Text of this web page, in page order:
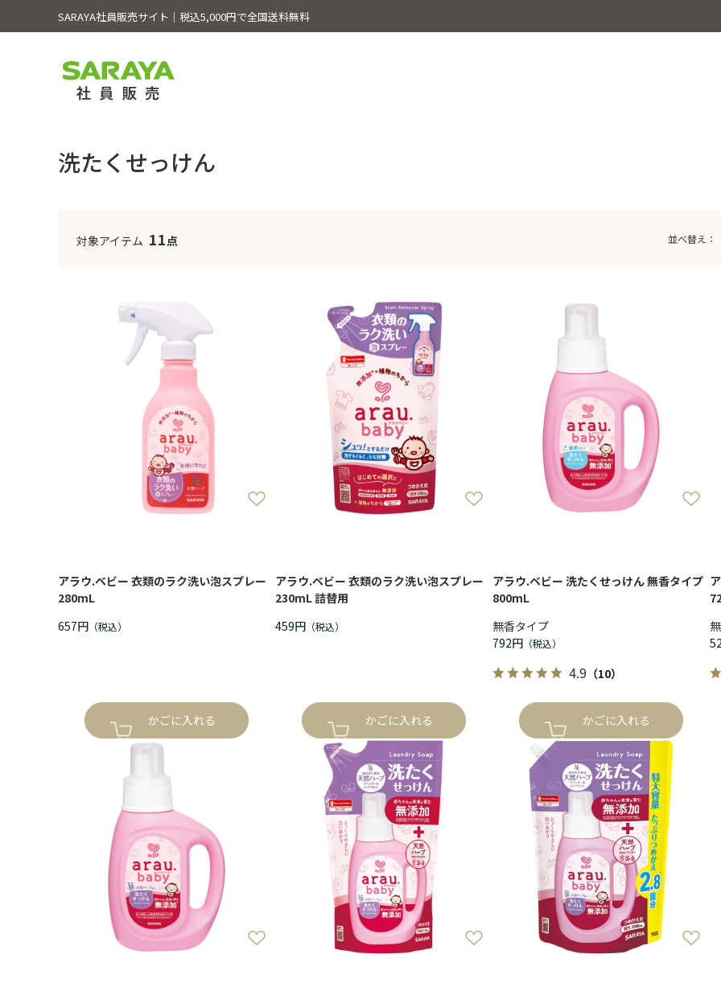
SARAYA社員販売サイト│税込5,000円で全国送料無料
洗たくせっけん
11 並べ替え：
アラウ.ベビー 衣類のラク洗い泡スプレー
280mL
657円
かごに入れる
アラウ.ベビー 衣類のラク洗い泡スプレー
230mL 詰替用
459円
かごに入れる
アラウ.ベビー 洗たくせっけん 無香タイプ
800mL
無香タイプ
792円
4.9 （10）
かごに入れる